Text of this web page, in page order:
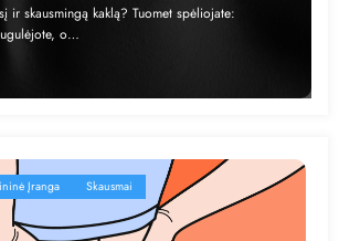
ir skausmingą kaklą? Tuomet spėliojate:
o…
Įranga Skausmai